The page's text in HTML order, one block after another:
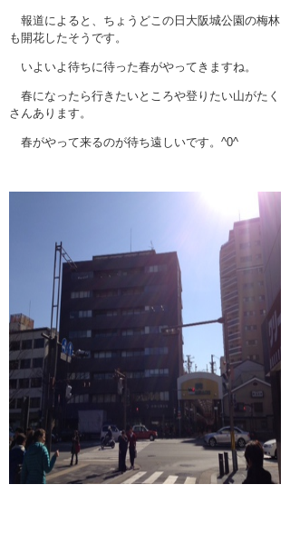
報道によると、ちょうどこの日大阪城公園の梅林
も開花したそうです。
いよいよ待ちに待った春がやってきますね。
春になったら行きたいところや登りたい山がたく
さんあります。
春がやって来るのが待ち遠しいです。^0^